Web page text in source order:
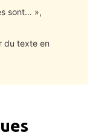
sont… »,
du texte en